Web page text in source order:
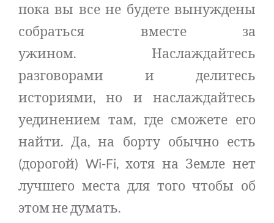
пока вы все не будете вынуждены
собраться вместе за
ужином. Наслаждайтесь
разговорами и делитесь
историями, но и наслаждайтесь
уединением там, где сможете его
найти. Да, на борту обычно есть
(дорогой) Wi-Fi, хотя на Земле нет
лучшего места для того чтобы об
этом не думать.